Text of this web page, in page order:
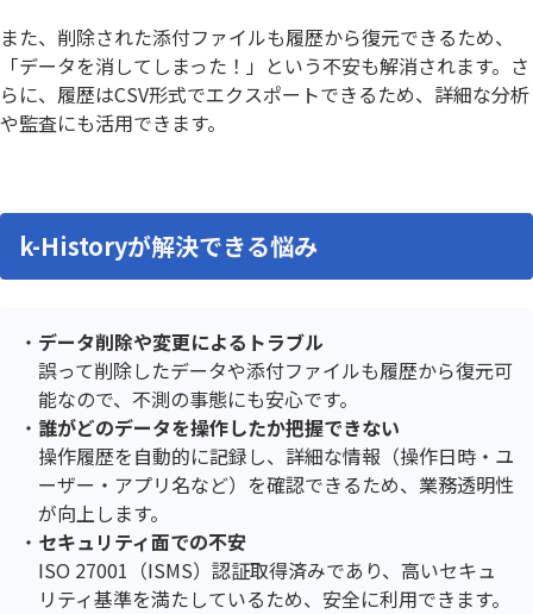
また、削除された添付ファイルも履歴から復元できるため、
「データを消してしまった！」という不安も解消されます。さ
らに、履歴はCSV形式でエクスポートできるため、詳細な分析
や監査にも活用できます。
k-Historyが解決できる悩み
データ削除や変更によるトラブル
誤って削除したデータや添付ファイルも履歴から復元可
能なので、不測の事態にも安心です。
誰がどのデータを操作したか把握できない
操作履歴を自動的に記録し、詳細な情報（操作日時・ユ
ーザー・アプリ名など）を確認できるため、業務透明性
が向上します。
セキュリティ面での不安
ISO 27001（ISMS）認証取得済みであり、高いセキュ
リティ基準を満たしているため、安全に利用できます。